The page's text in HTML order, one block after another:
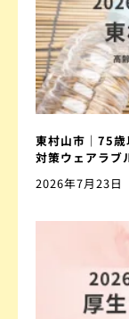
東村山市｜75
対策ウェアラブ
2026年7月23日